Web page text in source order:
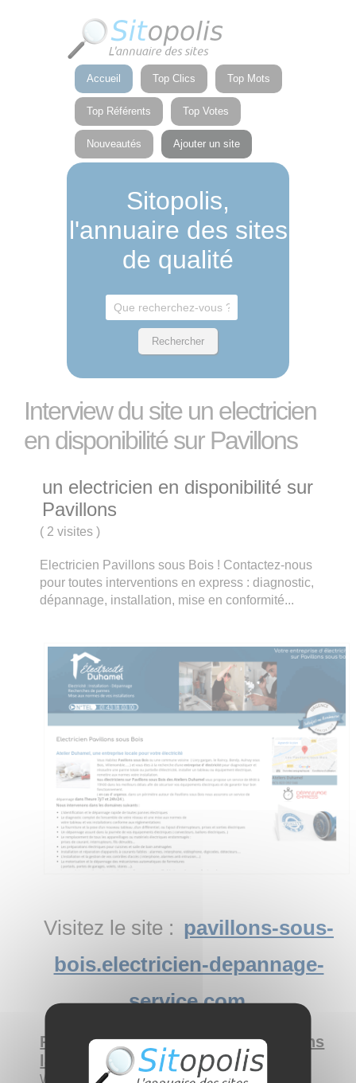
Accueil Top Clics Top Mots
Top Référents Top Votes
Nouveautés Ajouter un site
Sitopolis,
l'annuaire des sites
de qualité
Interview du site un electricien
en disponibilité sur Pavillons
un electricien en disponibilité sur
Pavillons
( 2 visites)
Electricien Pavillons sous Bois ! Contactez-nous
pour toutes interventions en express : diagnostic,
dépannage, installation, mise en conformité...
Visitez le site : pavillons-sous-
bois.electricien-depannage-
service.com
Présentez-vous, que faites-vous dans
la vie ?
Webmaster